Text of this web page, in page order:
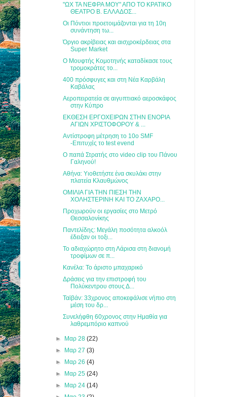
"ΩΧ ΤΑ ΝΕΦΡΑ ΜΟΥ" ΑΠΟ ΤΟ ΚΡΑΤΙΚΟ
ΘΕΑΤΡΟ Β. ΕΛΛΑΔΟΣ...
Οι Πόντιοι προετοιμάζονται για τη 10η
συνάντηση τω...
Όργιο ακρίβειας και αισχροκέρδειας στα
Super Market
Ο Μουφτής Κομοτηνής καταδίκασε τους
τρομοκράτες το...
400 πρόσφυγες και στη Νέα Καρβάλη
Καβάλας
Αεροπειρατεία σε αιγυπτιακό αεροσκάφος
στην Κύπρο
ΕΚΘΕΣΗ ΕΡΓΟΧΕΙΡΩΝ ΣΤΗΝ ΕΝΟΡΙΑ
ΑΓΙΩΝ ΧΡΙΣΤΟΦΟΡΟΥ & ...
Aντίστροφη μέτρηση το 10ο SMF
-Επιτυχές το test evend
Ο παπά Στρατής στο video clip του Πάνου
Γαληνού!
Αθήνα: Υιοθετήστε ένα σκυλάκι στην
πλατεία Κλαυθμώνος
ΟΜΙΛΙΑ ΓΙΑ ΤΗΝ ΠΙΕΣΗ ΤΗΝ
ΧΟΛΗΣΤΕΡΙΝΗ ΚΑΙ ΤΟ ΖΑΧΑΡΟ...
Προχωρούν οι εργασίες στο Μετρό
Θεσσαλονίκης
Παντελίδης: Μεγάλη ποσότητα αλκοόλ
έδειξαν οι τοξι...
Το αδιαχώρητο στη Λάρισα στη διανομή
τροφίμων σε π...
Κανέλα: Το άριστο μπαχαρικό
Δράσεις για την επιστροφή του
Πολύκεντρου στους Δ...
Ταϊβάν: 33χρονος αποκεφάλισε νήπιο στη
μέση του δρ...
Συνελήφθη 60χρονος στην Ημαθία για
λαθρεμπόριο καπνού
► Μαρ 28 (22)
► Μαρ 27 (3)
► Μαρ 26 (4)
► Μαρ 25 (24)
► Μαρ 24 (14)